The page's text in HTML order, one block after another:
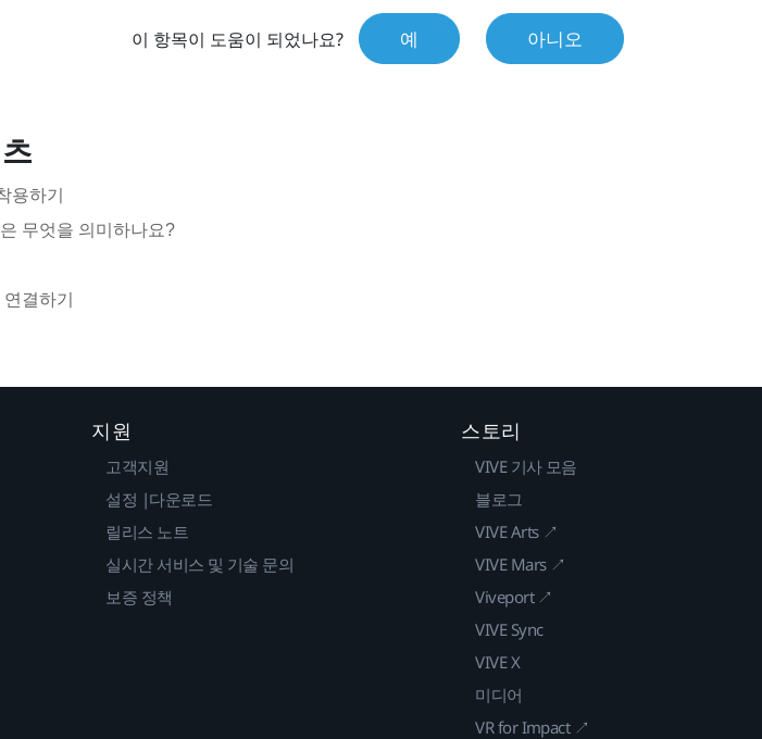
이 항목이 도움이 되었나요? 예 아니오
용하기
무엇을 의미하나요?
결하기
지원
고객지원
설정 |다운로드
릴리스 노트
실시간 서비스 및 기술 문의
보증 정책
스토리
VIVE 기사 모음
블로그
VIVE Arts ↗
VIVE Mars ↗
Viveport ↗
VIVE Sync
VIVE X
미디어
VR for Impact ↗